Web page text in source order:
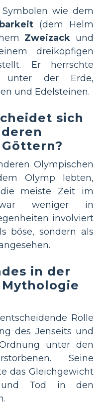
wie dem
(dem Helm
Zweizack und
dreiköpfigen
Er herrschte
unter der Erde,
und Edelsteinen.
sich
Olympischen
Olymp lebten,
meiste Zeit im
weniger in
involviert
böse, sondern als
in der
Rolle
des Jenseits und
unter den
Seine
das Gleichgewicht
und Tod in den